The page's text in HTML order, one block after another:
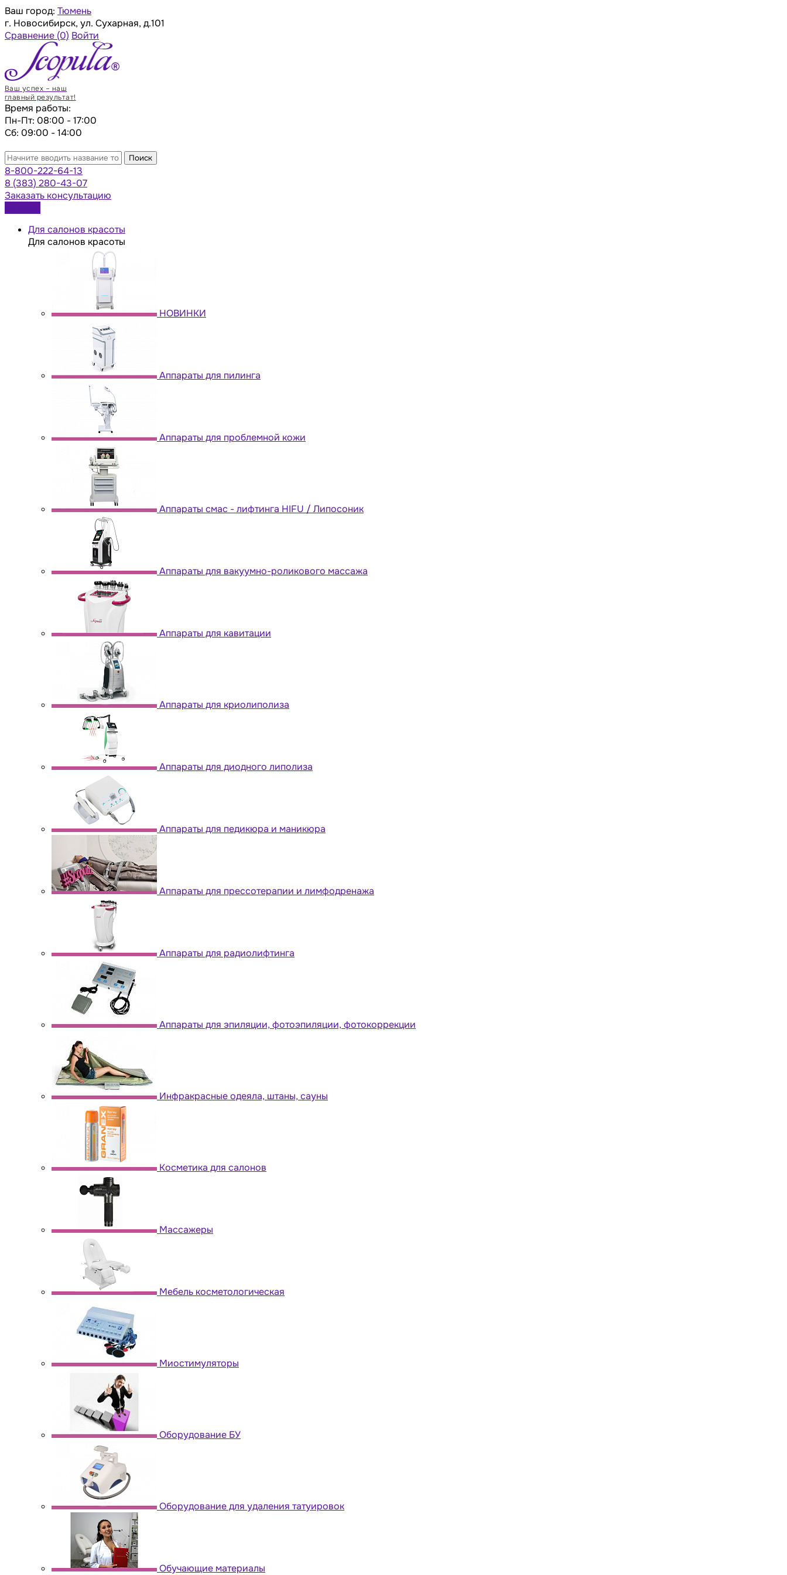
Ваш город: Тюмень
г. Новосибирск, ул. Сухарная, д.101
Сравнение (0) Войти
Ваш успех – наш
главный результат!
Время работы:
Пн-Пт: 08:00 - 17:00
Сб: 09:00 - 14:00
Поиск
8-800-222-64-13
8 (383) 280-43-07
Заказать консультацию
Для салонов красоты
Для салонов красоты
НОВИНКИ
Аппараты для пилинга
Аппараты для проблемной кожи
Аппараты cмас - лифтинга HIFU / Липосоник
Аппараты для вакуумно-роликового массажа
Аппараты для кавитации
Аппараты для криолиполиза
Аппараты для диодного липолиза
Аппараты для педикюра и маникюра
Аппараты для прессотерапии и лимфодренажа
Аппараты для радиолифтинга
Аппараты для эпиляции, фотоэпиляции, фотокоррекции
Инфракрасные одеяла, штаны, сауны
Косметика для салонов
Массажеры
Мебель косметологическая
Миостимуляторы
Оборудование БУ
Оборудование для удаления татуировок
Обучающие материалы